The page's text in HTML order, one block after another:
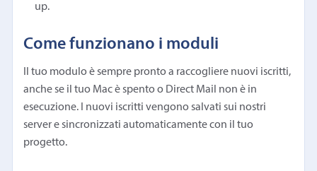
up.
Come funzionano i moduli
Il tuo modulo è sempre pronto a raccogliere nuovi iscritti,
anche se il tuo Mac è spento o Direct Mail non è in
esecuzione. I nuovi iscritti vengono salvati sui nostri
server e sincronizzati automaticamente con il tuo
progetto.